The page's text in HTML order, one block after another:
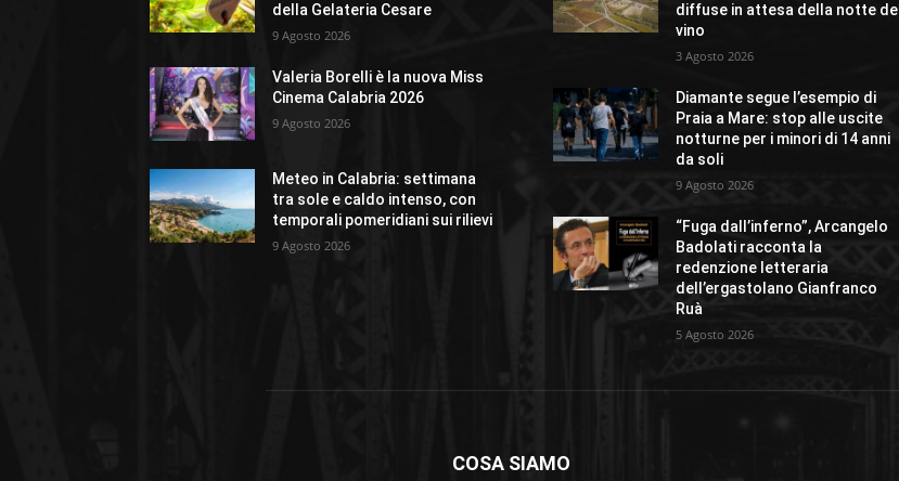
della Gelateria Cesare
9 Agosto 2026
Valeria Borelli è la nuova Miss
Cinema Calabria 2026
9 Agosto 2026
Meteo in Calabria: settimana
tra sole e caldo intenso, con
temporali pomeridiani sui rilievi
9 Agosto 2026
diffuse in attesa della notte del
vino
3 Agosto 2026
Diamante segue l’esempio di
Praia a Mare: stop alle uscite
notturne per i minori di 14 anni
da soli
9 Agosto 2026
“Fuga dall’inferno”, Arcangelo
Badolati racconta la
redenzione letteraria
dell’ergastolano Gianfranco
Ruà
5 Agosto 2026
COSA SIAMO